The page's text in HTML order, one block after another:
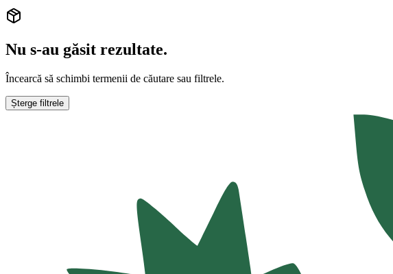
Nu s-au găsit rezultate.
Încearcă să schimbi termenii de căutare sau filtrele.
Șterge filtrele